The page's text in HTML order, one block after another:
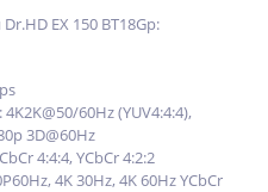
EX 150 BT18Gp:
60Hz (YUV4:4:4),
3D@60Hz
4:4:4, YCbCr 4:2:2
4K 30Hz, 4K 60Hz YCbCr